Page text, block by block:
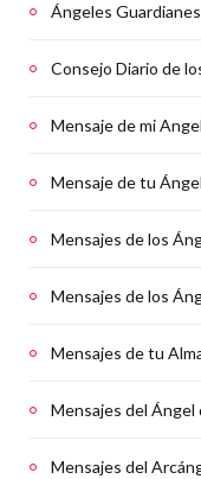
Ángeles Guardianes
Consejo Diario de
Mensaje de mi
Mensaje de tu
Mensajes de los
Mensajes de los
Mensajes de tu
Mensajes del Ángel
Mensajes del